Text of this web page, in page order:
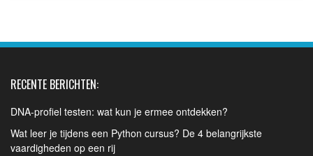
RECENTE BERICHTEN:
DNA-profiel testen: wat kun je ermee ontdekken?
Wat leer je tijdens een Python cursus? De 4 belangrijkste
vaardigheden op een rij